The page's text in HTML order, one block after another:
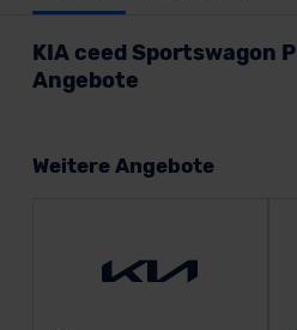
KIA ceed Sportswagon
Angebote
Weitere Angebote